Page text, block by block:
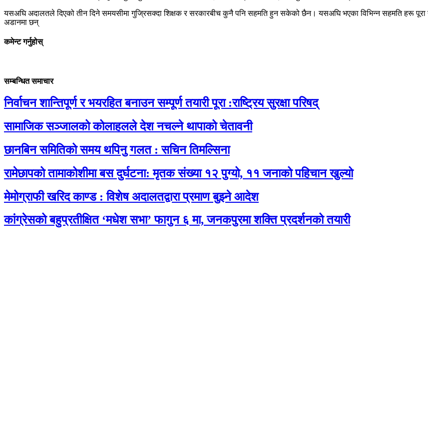
यसअघि अदालतले दिएको तीन दिने समयसीमा गुज्रिसक्दा शिक्षक र सरकारबीच कुनै पनि सहमति हुन सकेको छैन। यसअघि भएका विभिन्न सहमति हरू पूरा
अडानमा छन्
कमेन्ट गर्नुहोस्
सम्बन्धित समाचार
निर्वाचन शान्तिपूर्ण र भयरहित बनाउन सम्पूर्ण तयारी पूरा :राष्ट्रिय सुरक्षा परिषद्
सामाजिक सञ्जालको कोलाहलले देश नचल्ने थापाको चेतावनी
छानबिन समितिको समय थपिनु गलत : सचिन तिमल्सिना
रामेछापको तामाकोशीमा बस दुर्घटना: मृतक संख्या १२ पुग्यो, ११ जनाको पहिचान खुल्यो
मेमोग्राफी खरिद काण्ड : विशेष अदालतद्वारा प्रमाण बुझ्ने आदेश
कांग्रेसको बहुप्रतीक्षित ‘मधेश सभा’ फागुन ६ मा, जनकपुरमा शक्ति प्रदर्शनको तयारी